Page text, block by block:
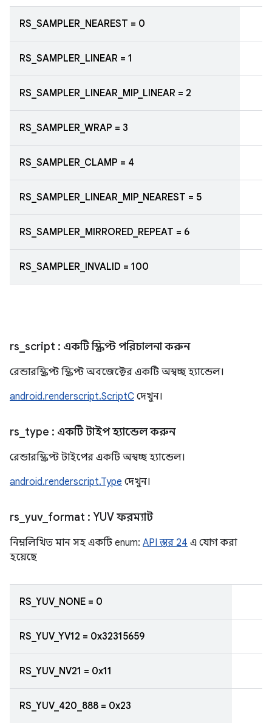
RS_SAMPLER_NEAREST = 0
RS_SAMPLER_LINEAR = 1
RS_SAMPLER_LINEAR_MIP_LINEAR = 2
RS_SAMPLER_WRAP = 3
RS_SAMPLER_CLAMP = 4
RS_SAMPLER_LINEAR_MIP_NEAREST = 5
RS_SAMPLER_MIRRORED_REPEAT = 6
RS_SAMPLER_INVALID = 100
rs script : একটি স্ক্রিপ্ট পরিচালনা করুন
রেন্ডারস্ক্রিপ্ট স্ক্রিপ্ট অবজেক্টের একটি অস্বচ্ছ হ্যান্ডেল।
android.renderscript.ScriptC দেখুন।
rs type : একটি টাইপ হ্যান্ডেল করুন
রেন্ডারস্ক্রিপ্ট টাইপের একটি অস্বচ্ছ হ্যান্ডেল।
android.renderscript.Type দেখুন।
rs yuv_ format : YUV ফরম্যাট
নিম্নলিখিত মান সহ একটি enum: API স্তর 24 এ যোগ করা
হয়েছে
RS_YUV_NONE = 0
RS_YUV_YV12 = 0x32315659
RS_YUV_NV21 = 0x11
RS_YUV_420_888 = 0x23